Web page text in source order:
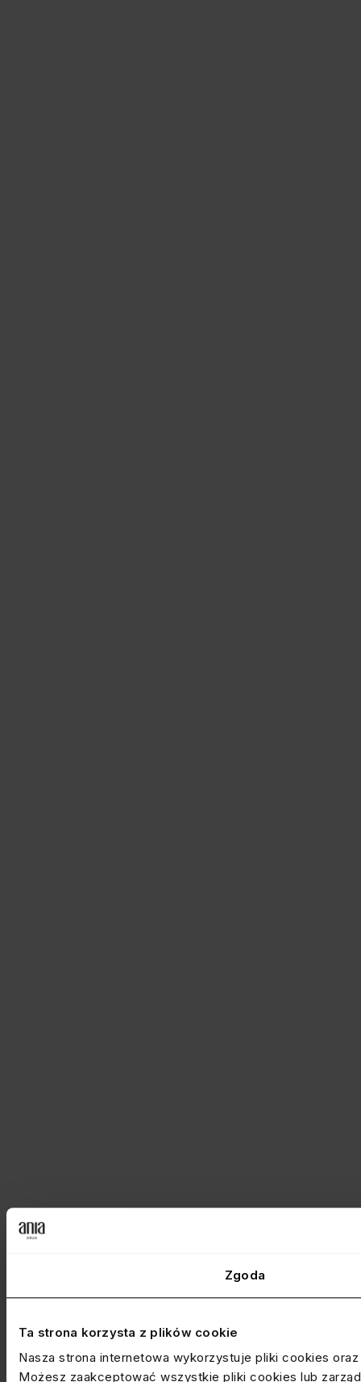
Zgoda
Ta strona korzysta z plików cookie
Nasza strona internetowa wykorzystuje pliki cookies
Możesz zaakceptować wszystkie pliki cookies lub